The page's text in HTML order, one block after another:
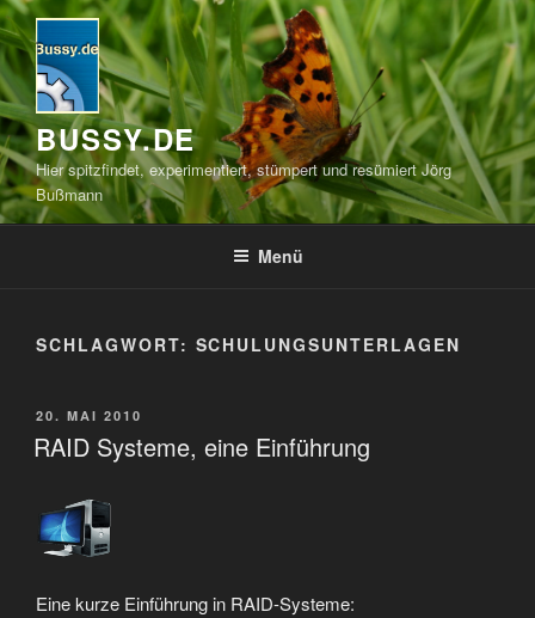
Zum
Inhalt
springen
BUSSY.DE
Hier spitzfindet, experimentiert, stümpert und resümiert Jörg
Bußmann
Menü
SCHLAGWORT: SCHULUNGSUNTERLAGEN
VERÖFFENTLICHT
AM
20. MAI 2010
RAID Systeme, eine Einführung
Eine kurze Einführung in RAID-Systeme: